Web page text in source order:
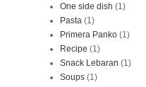
One side dish (1)
Pasta (1)
Primera Panko (1)
Recipe (1)
Snack Lebaran (1)
Soups (1)